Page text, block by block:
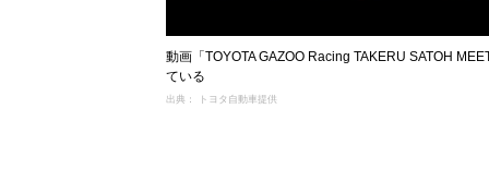
動画「TOYOTA GAZOO Racing TAKERU SATOH
ている
出典： トヨタ自動車提供